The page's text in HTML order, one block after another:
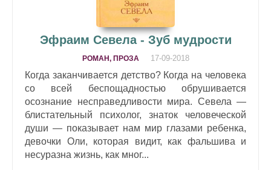
Эфраим Севела - Зуб мудрости
РОМАН, ПРОЗА 17-09-2018
Когда заканчивается детство? Когда на человека
со всей беспощадностью обрушивается
осознание несправедливости мира. Севела —
блистательный психолог, знаток человеческой
души — показывает нам мир глазами ребенка,
девочки Оли, которая видит, как фальшива и
несуразна жизнь, как мног...